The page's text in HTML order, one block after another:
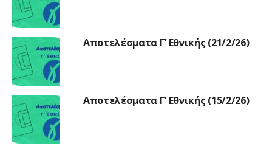
Αποτελέσματα Γ’ Εθνικής (21/2/26)
Αποτελέσματα Γ’ Εθνικής (15/2/26)